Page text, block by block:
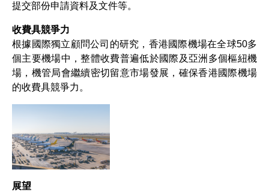
提交部份申請資料及文件等。
收費具競爭力
根據國際獨立顧問公司的研究，香港國際機場在全球50多
個主要機場中，整體收費普遍低於國際及亞洲多個樞紐機
場，機管局會繼續密切留意市場發展，確保香港國際機場
的收費具競爭力。
展望